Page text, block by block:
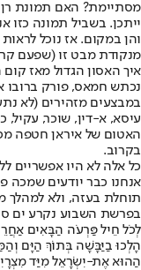
מסתיימת? האם תמונת רן
ייתכן. בשביל תמונה כזו
והן במקום. אז נוכל
מנקודת מבט זו (שפעם
איך האסון הגדול מאז
נכתש חמאס, פורק ברובו
במבצעים מזהירים (לא
עיסא, א-דין, שוכר, עקיל,
האטום של איראן חטפה
בקרוב.
אנחנו כבר יודעים שמכה
תוחלת בעזה, ולא למהלך
בפרשת השבוע נקרע ים
לְכֹל חֵיל פַּרְעֹה הַבָּאִים
הָלְכוּ בַיַּבָּשָׁה בְּתוֹךְ הַיָּם
הַהוּא אֶת-יִשְׂרָאֵל מִיַּד